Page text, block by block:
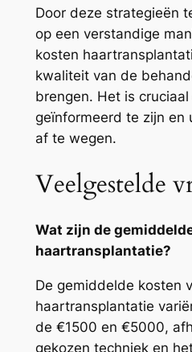
Door deze strategieën
op een verstandige
kosten
kwaliteit van de
brengen. Het is cruciaal
geïnformeerd te zijn en
af te wegen.
Veelgestelde
Wat zijn de
haartransplantatie?
De gemiddelde kosten
haartransplantatie
de €1500 en €5000,
gekozen techniek en